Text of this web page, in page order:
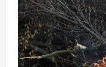
Rakouska